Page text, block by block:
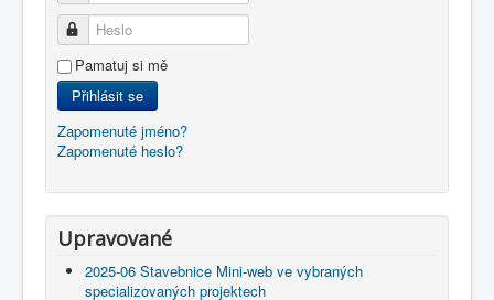
Heslo
Pamatuj si mě
Přihlásit se
Zapomenuté jméno?
Zapomenuté heslo?
Upravované
2025-06 Stavebnice Mini-web ve vybraných
specializovaných projektech